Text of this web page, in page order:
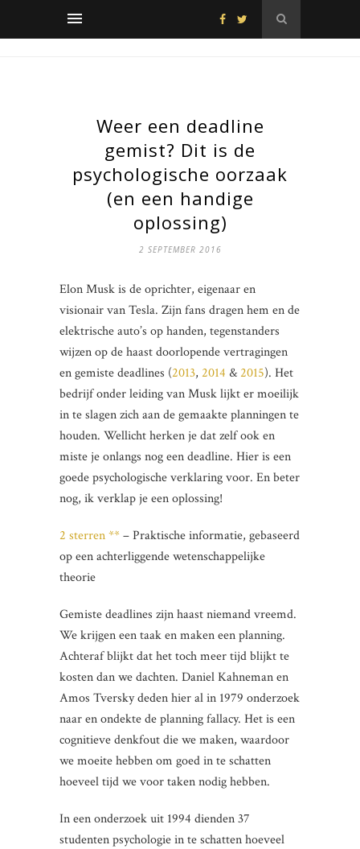
Weer een deadline
gemist? Dit is de
psychologische oorzaak
(en een handige
oplossing)
2 SEPTEMBER 2016
Elon Musk is de oprichter, eigenaar en
visionair van Tesla. Zijn fans dragen hem en de
elektrische auto’s op handen, tegenstanders
wijzen op de haast doorlopende vertragingen
en gemiste deadlines (2013, 2014 &2015). Het
bedrijf onder leiding van Musk lijkt er moeilijk
in te slagen zich aan de gemaakte planningen te
houden. Wellicht herken je dat zelf ook en
miste je onlangs nog een deadline. Hier is een
goede psychologische verklaring voor. En beter
nog, ik verklap je een oplossing!
2 sterren **– Praktische informatie, gebaseerd
op een achterliggende wetenschappelijke
theorie
Gemiste deadlines zijn haast niemand vreemd.
We krijgen een taak en maken een planning.
Achteraf blijkt dat het toch meer tijd blijkt te
kosten dan we dachten. Daniel Kahneman en
Amos Tversky deden hier al in 1979 onderzoek
naar en ondekte de planning fallacy. Het is een
cognitieve denkfout die we maken, waardoor
we moeite hebben om goed in te schatten
hoeveel tijd we voor taken nodig hebben.
In een onderzoek uit 1994 dienden 37
studenten psychologie in te schatten hoeveel